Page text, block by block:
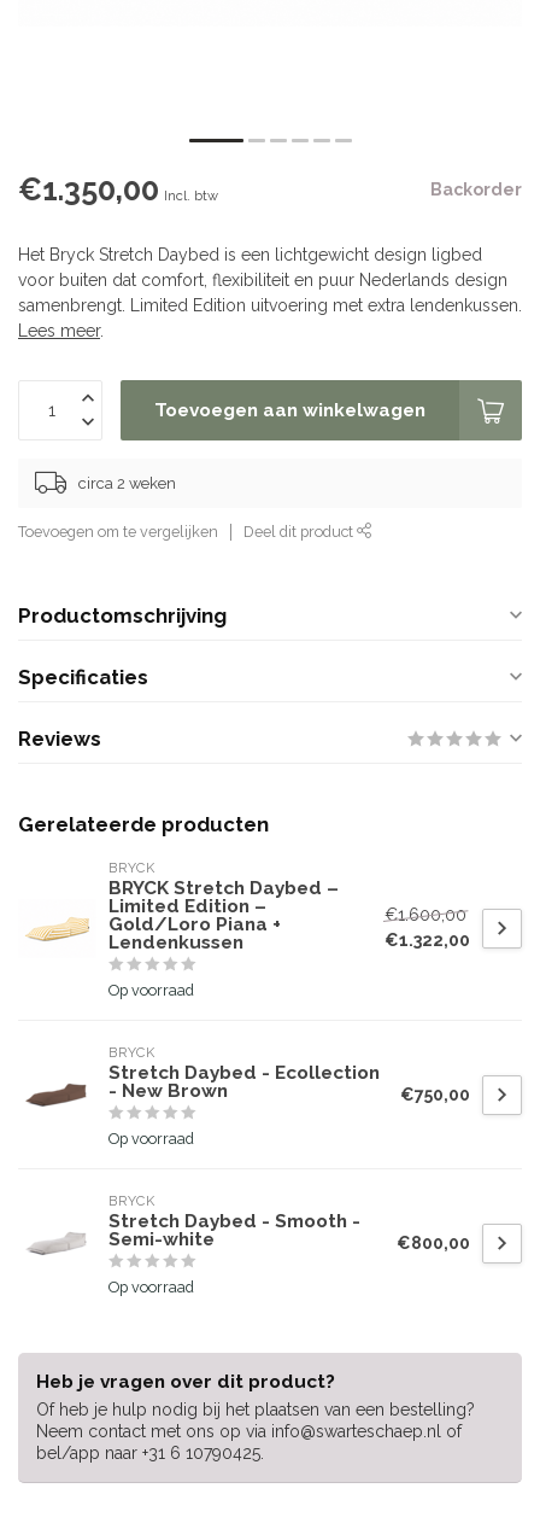
€1.350,00 Incl. btw Backorder
Het Bryck Stretch Daybed is een lichtgewicht design ligbed
voor buiten dat comfort, flexibiliteit en puur Nederlands design
samenbrengt. Limited Edition uitvoering met extra lendenkussen.
Lees meer.
Toevoegen aan winkelwagen
circa 2 weken
Toevoegen om te vergelijken Deel dit product
Productomschrijving
Specificaties
Reviews
Gerelateerde producten
BRYCK
BRYCK Stretch Daybed –
Limited Edition –
Gold/Loro Piana +
Lendenkussen
Op voorraad
€1.600,00
€1.322,00
BRYCK
Stretch Daybed - Ecollection
- New Brown
Op voorraad
€750,00
BRYCK
Stretch Daybed - Smooth -
Semi-white
Op voorraad
€800,00
Heb je vragen over dit product?
Of heb je hulp nodig bij het plaatsen van een bestelling?
Neem contact met ons op via info@swarteschaep.nl of
bel/app naar +31 6 10790425.